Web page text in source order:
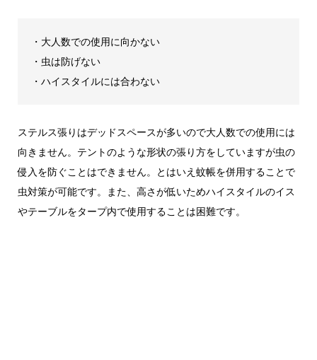
・大人数での使用に向かない
・虫は防げない
・ハイスタイルには合わない
ステルス張りはデッドスペースが多いので大人数での使用には
向きません。テントのような形状の張り方をしていますが虫の
侵入を防ぐことはできません。とはいえ蚊帳を併用することで
虫対策が可能です。また、高さが低いためハイスタイルのイス
やテーブルをタープ内で使用することは困難です。